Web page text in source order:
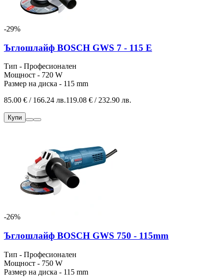
-29%
Ъглошлайф BOSCH GWS 7 - 115 E
Тип - Професионален
Мощност - 720 W
Размер на диска - 115 mm
85.00 € / 166.24 лв.119.08 € / 232.90 лв.
Купи
-26%
Ъглошлайф BOSCH GWS 750 - 115mm
Тип - Професионален
Мощност - 750 W
Размер на диска - 115 mm